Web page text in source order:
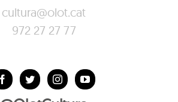
cultura@olot.cat
972 27 27 77